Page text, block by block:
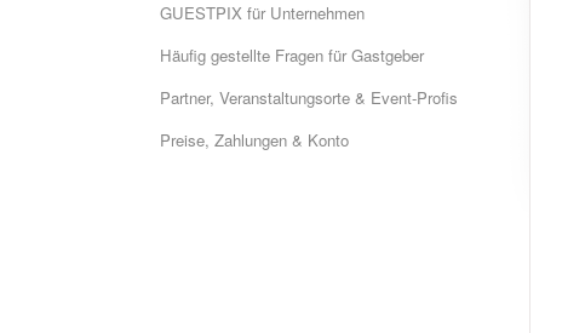
GUESTPIX für Unternehmen
Häufig gestellte Fragen für Gastgeber
Partner, Veranstaltungsorte & Event-Profis
Preise, Zahlungen & Konto